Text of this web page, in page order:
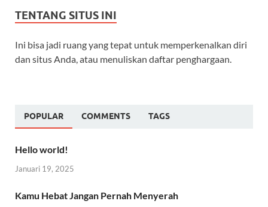
TENTANG SITUS INI
Ini bisa jadi ruang yang tepat untuk memperkenalkan diri
dan situs Anda, atau menuliskan daftar penghargaan.
POPULAR COMMENTS TAGS
Hello world!
Januari 19, 2025
Kamu Hebat Jangan Pernah Menyerah